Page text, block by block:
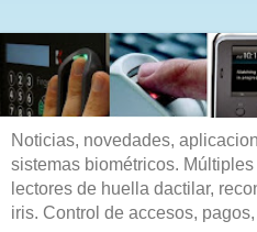
Noticias, novedades,
sistemas biométricos.
lectores de huella dactilar,
iris. Control de accesos,